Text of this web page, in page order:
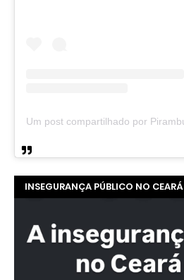
INSEGURANÇA PÚBLICO NO CEARÁ